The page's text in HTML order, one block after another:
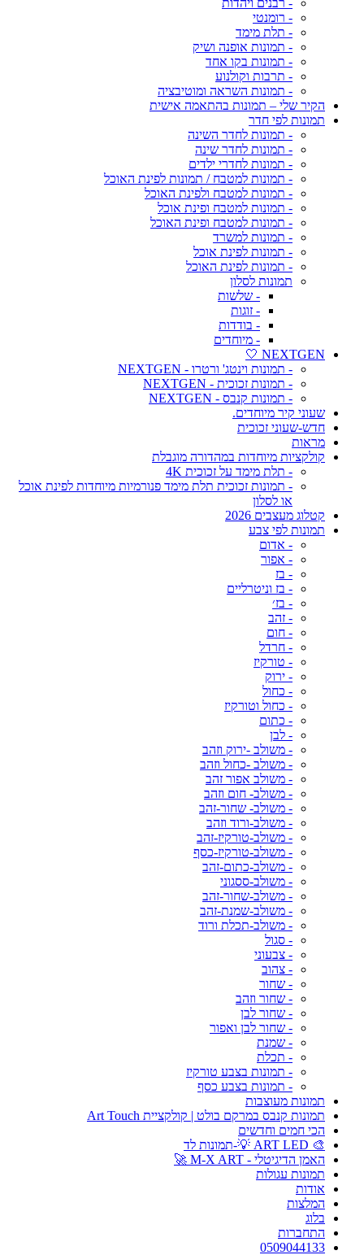
- רבנים ויהדות
- רומנטי
- תלת מימד
- תמונות אופנה ושיק
- תמונות בקו אחד
- תרבות וקולנוע
- תמונות השראה ומוטיבציה
הקיר שלי – תמונות בהתאמה אישית
תמונות לפי חדר
- תמונות לחדר השינה
- תמונות לחדר שינה
- תמונות לחדרי ילדים
- תמונות למטבח / תמונות לפינת האוכל
- תמונות למטבח ולפינת האוכל
- תמונות למטבח ופינת אוכל
- תמונות למטבח ופינת האוכל
- תמונות למשרד
- תמונות לפינת אוכל
- תמונות לפינת האוכל
תמונות לסלון
- שלשות
- זוגות
- בודדות
- מיוחדים
NEXTGEN 🤍
- תמונות וינטג' ורטרו - NEXTGEN
- תמונות זכוכית - NEXTGEN
- תמונות קנבס - NEXTGEN
שעוני קיר מיוחדים.
חדש-שעוני זכוכית
מראות
קולקציות מיוחדות במהדורה מוגבלת
- תלת מימד על זכוכית 4K
- תמונות זכוכית תלת מימד פנורמיות מיוחדות לפינת אוכל
או לסלון
קטלוג מעצבים 2026
תמונות לפי צבע
- אדום
- אפור
- בז
- בז וניטרליים
- בז׳
- זהב
- חום
- חרדל
- טורקיז
- ירוק
- כחול
- כחול וטורקיז
- כתום
- לבן
- משולב -ירוק וזהב
- משולב -כחול וזהב
- משולב אפור זהב
- משולב- חום וזהב
- משולב- שחור-זהב
- משולב-ורוד וזהב
- משולב-טורקיז-זהב
- משולב-טורקיז-כסף
- משולב-כתום-זהב
- משולב-ססגוני
- משולב-שחור-זהב
- משולב-שמנת-זהב
- משולב-תכלת ורוד
- סגול
- צבעוני
- צהוב
- שחור
- שחור וזהב
- שחור לבן
- שחור לבן ואפור
- שמנת
- תכלת
- תמונות בצבע טורקיז
- תמונות בצבע כסף
תמונות מעוצבות
תמונות קנבס במרקם בולט | קולקציית Art Touch
הכי חמים וחדשים
🎨 ART LED 💡-תמונות לד
האמן הדיגיטלי - M-X ART 🚀
תמונות עגולות
אודות
המלצות
בלוג
התחברות
0509044133